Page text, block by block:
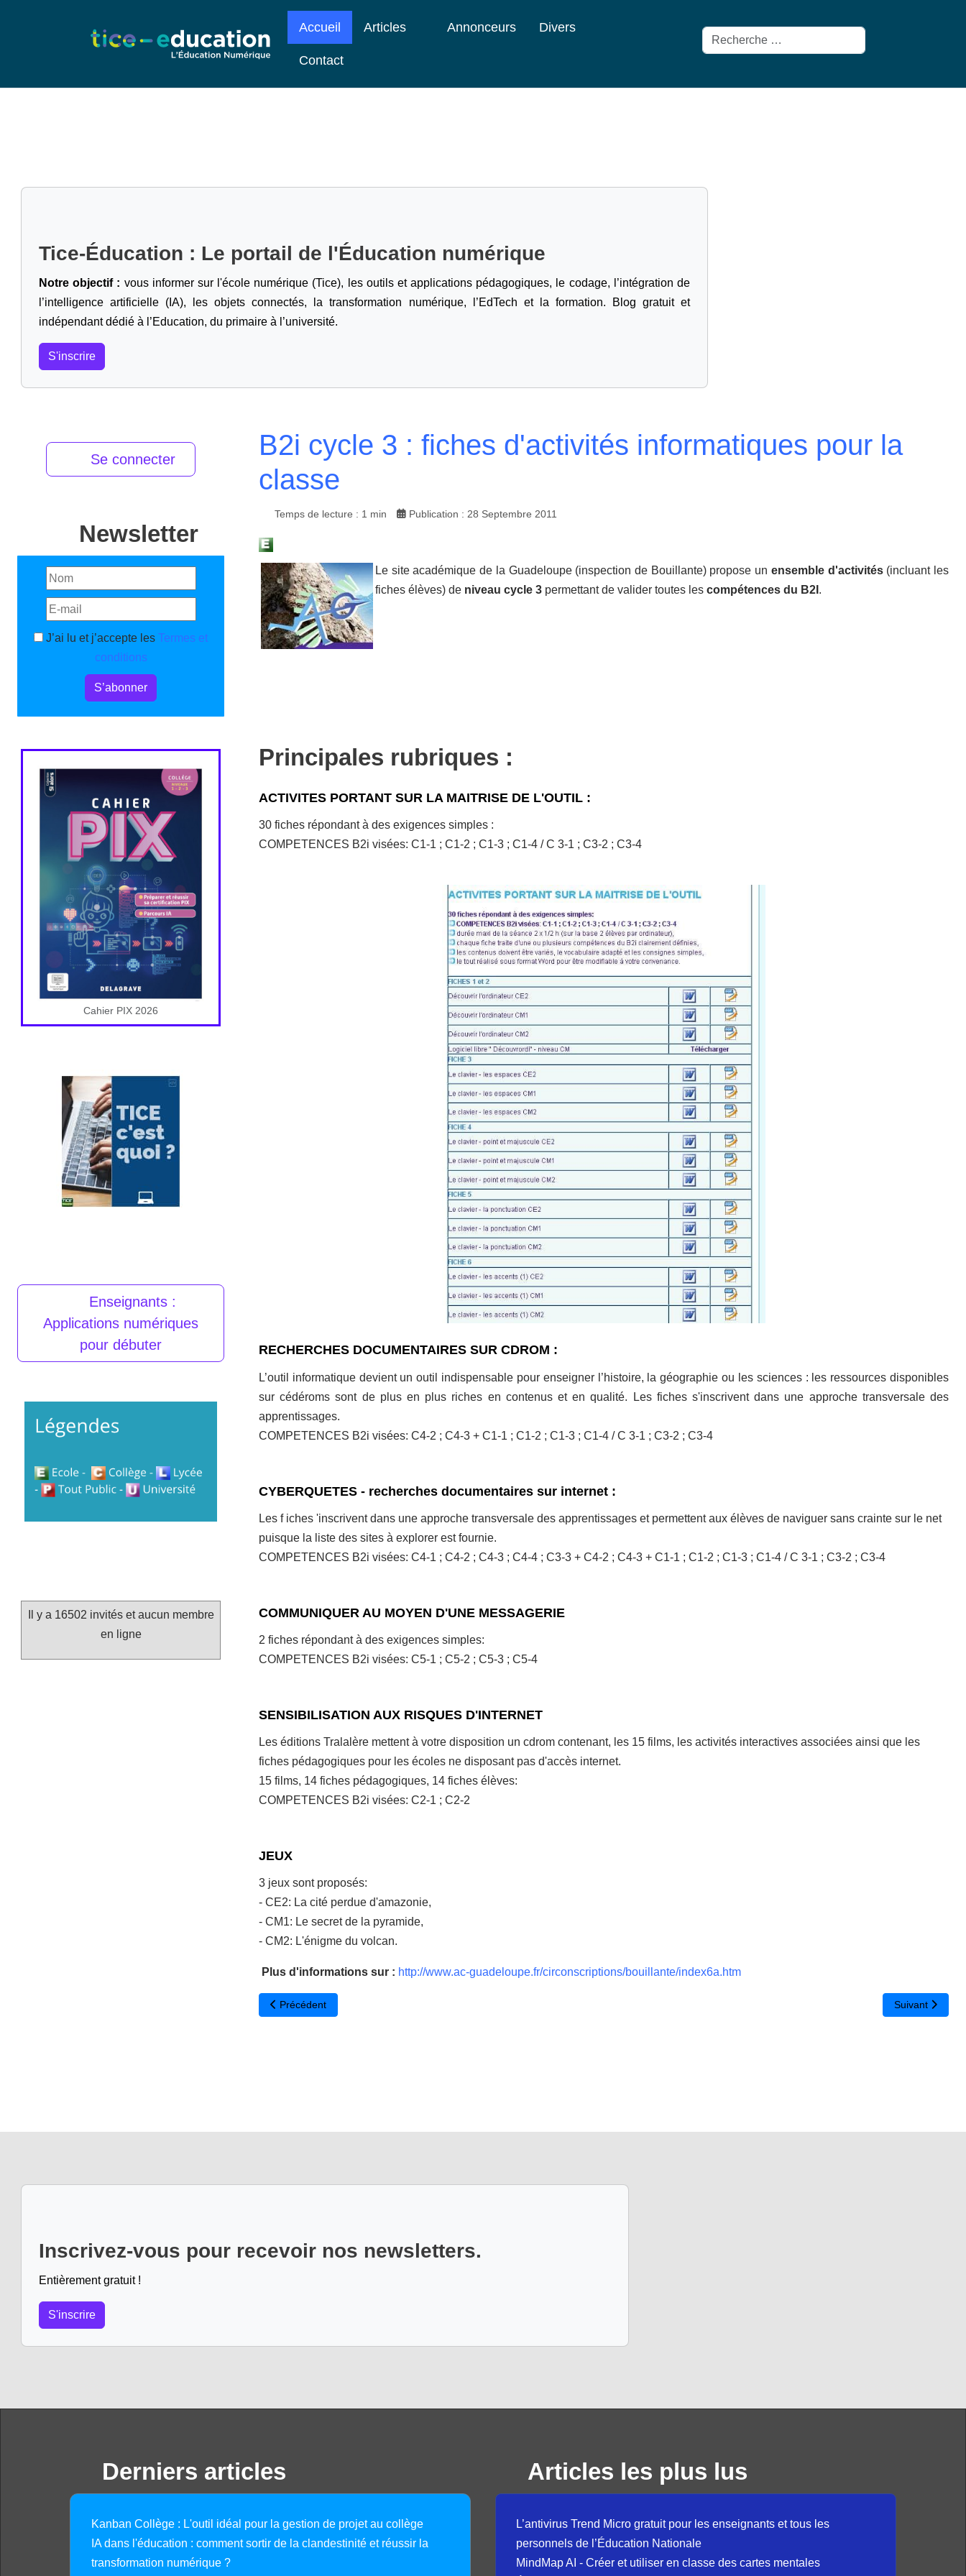
Accueil Articles Annonceurs Divers
Contact
Rechercher
Tice-Éducation : Le portail de l'Éducation numérique
Notre objectif : vous informer sur l'école numérique (Tice), les outils et applications pédagogiques, le codage,
l’intégration de
l’intelligence artificielle (IA), les objets connectés, la transformation numérique, l’EdTech et la formation. Blog gratuit et
indépendant dédié à l’Education, du primaire à l’université.
S'inscrire
Se connecter
Newsletter
J’ai lu et j’accepte les Termes et
conditions
S’abonner
Cahier PIX 2026
Enseignants :
Applications numériques
pour débuter
Il y a 16502 invités et aucun membre
en ligne
B2i cycle 3 : fiches d'activités informatiques pour la
classe
Temps de lecture : 1 min Publication : 28 Septembre 2011
Le site académique de la Guadeloupe (inspection de Bouillante) propose un ensemble d'activités(incluant les
fiches élèves) de niveau cycle 3 permettant de valider toutes les compétences du B2I .
Principales rubriques :
ACTIVITES PORTANT SUR LA MAITRISE DE L'OUTIL :
30 fiches répondant à des exigences simples :
COMPETENCES B2i visées: C1-1 ; C1-2 ; C1-3 ; C1-4 / C 3-1 ; C3-2 ; C3-4
RECHERCHES DOCUMENTAIRES SUR CDROM :
L’outil informatique devient un outil indispensable pour enseigner l’histoire, la géographie ou les sciences : les ressources disponibles
sur cédéroms sont de plus en plus riches en contenus et en qualité. Les fiches s'inscrivent dans une approche transversale des
apprentissages.
COMPETENCES B2i visées: C4-2 ; C4-3 + C1-1 ; C1-2 ; C1-3 ; C1-4 / C 3-1 ; C3-2 ; C3-4
CYBERQUETES - recherches documentaires sur internet :
Les f iches 'inscrivent dans une approche transversale des apprentissages et permettent aux élèves de naviguer sans crainte sur le net
puisque la liste des sites à explorer est fournie.
COMPETENCES B2i visées: C4-1 ; C4-2 ; C4-3 ; C4-4 ; C3-3 + C4-2 ; C4-3 + C1-1 ; C1-2 ; C1-3 ; C1-4 / C 3-1 ; C3-2 ; C3-4
COMMUNIQUER AU MOYEN D'UNE MESSAGERIE
2 fiches répondant à des exigences simples:
COMPETENCES B2i visées: C5-1 ; C5-2 ; C5-3 ; C5-4
SENSIBILISATION AUX RISQUES D'INTERNET
Les éditions Tralalère mettent à votre disposition un cdrom contenant, les 15 films, les activités interactives associées ainsi que les
fiches pédagogiques pour les écoles ne disposant pas d'accès internet.
15 films, 14 fiches pédagogiques, 14 fiches élèves:
COMPETENCES B2i visées: C2-1 ; C2-2
JEUX
3 jeux sont proposés:
- CE2: La cité perdue d'amazonie,
- CM1: Le secret de la pyramide,
- CM2: L'énigme du volcan.
Plus d'informations sur : http://www.ac-guadeloupe.fr/circonscriptions/bouillante/index6a.htm
Article précédent : Rénovation des référentiels de compétences du B2i école et du B2i collège
Précédent Article suivant
Suivant
Inscrivez-vous pour recevoir nos newsletters.
Entièrement gratuit !
S'inscrire
Derniers articles
Kanban Collège : L'outil idéal pour la gestion de projet au collège
IA dans l'éducation : comment sortir de la clandestinité et réussir la
transformation numérique ?
Articles les plus lus
L’antivirus Trend Micro gratuit pour les enseignants et tous les
personnels de l’Éducation Nationale
MindMap AI - Créer et utiliser en classe des cartes mentales